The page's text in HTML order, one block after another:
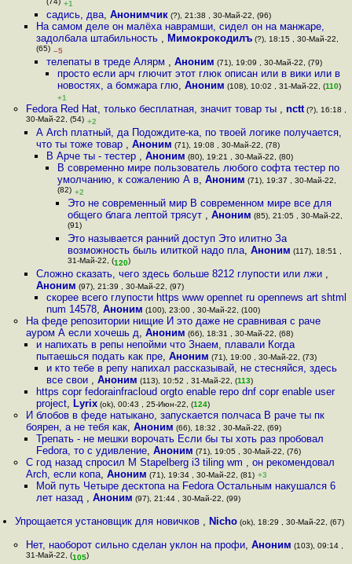
(74) +1
садись, два,Анонимчик (?), 21:38 , 30-Май-22, (96)
На самом деле он малёха наврамши, сидел он на манжаре,
задолбала штабильность , Мимокрокодилъ(?), 18:15 , 30-Май-22,
(65) –5
телепаты в треде Алярм ,Аноним (71), 19:09 , 30-Май-22, (79)
просто если арч глючит этот глюк описан или в вики или в
новостях, а бомжара глю, Аноним (108), 10:02 , 31-Май-22, (110)
+1
Fedora Red Hat, только бесплатная, значит товар ты , nctt(?), 16:18 ,
30-Май-22, (54) +2
А Arch платный, да Подождите-ка, по твоей логике получается,
что ты тоже товар , Аноним (71), 19:08 , 30-Май-22, (78)
В Арче ты - тестер ,Аноним (80), 19:21 , 30-Май-22, (80)
В современно мире пользователь любого софта тестер по
умолчанию, к сожалению А в, Аноним (71), 19:37 , 30-Май-22,
(82) +2
Это не современный мир В современном мире все для
общего блага лептой трясут , Аноним (85), 21:05 , 30-Май-22,
(91)
Это называется ранний доступ Это илитно За
возможность быль илиткой надо пла, Аноним (117), 18:51 ,
31-Май-22, (120)
Сложно сказать, чего здесь больше 8212 глупости или лжи ,
Аноним (97), 21:39 , 30-Май-22, (97)
скорее всего глупости https www opennet ru opennews art shtml
num 14578,Аноним (100), 23:00 , 30-Май-22, (100)
На феде репозитории нищие И это даже не сравнивая с раче
ауром А если хочешь д, Аноним (66), 18:31 , 30-Май-22, (68)
и напихать в репы непойми что Знаем, плавали Когда
пытаешься подать как пре, Аноним (71), 19:00 , 30-Май-22, (73)
и кто тебе в репу напихал рассказывай, не стесняйся, здесь
все свои ,Аноним (113), 10:52 , 31-Май-22, (113)
https copr fedorainfracloud orgto enable repo dnf copr enable user
project, Lyrix(ok), 00:43 , 25-Июн-22, (124)
И блобов в феде натыкано, запускается полчаса В раче ты пк
боярен, а не тебя как, Аноним (66), 18:32 , 30-Май-22, (69)
Трепать - не мешки ворочать Если бы ты хоть раз пробовал
Fedora, то с удивление, Аноним (71), 19:05 , 30-Май-22, (76)
С год назад спросил M Stapelberg i3 tiling wm , он рекомендовал
Arch, если копа, Аноним (71), 19:34 , 30-Май-22, (81) +3
Мой путь Четыре десктопа на Fedora Остальным накушался 6
лет назад , Аноним (97), 21:44 , 30-Май-22, (99)
Упрощается установщик для новичков , Nicho (ok), 18:29 , 30-Май-22, (67)
Нет, наоборот сильно сделан уклон на профи, Аноним (103), 09:14 ,
31-Май-22, (105)